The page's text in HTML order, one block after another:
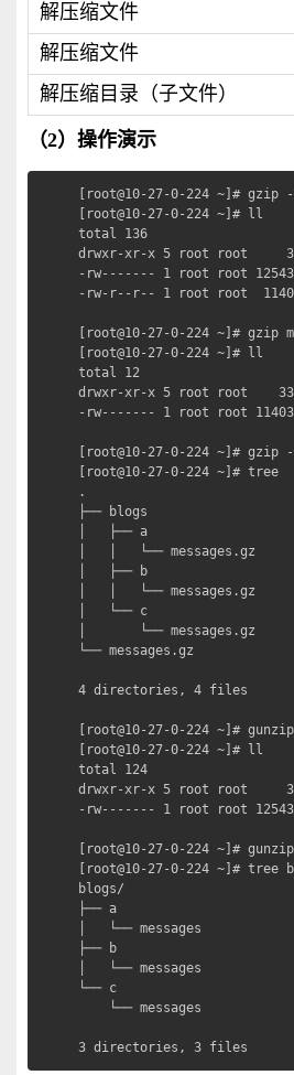
解压缩文件
解压缩文件
解压缩目录（子文件）
（2）操作演示
[root@10-27-0-224 ~]# gzip -
[root@10-27-0-224 ~]# ll
total 136
drwxr-xr-x 5 root root
-rw------- 1 root root 125432
-rw-r--r-- 1 root root  11403
[root@10-27-0-224 ~]# gzip
[root@10-27-0-224 ~]# ll
total 12
drwxr-xr-x 5 root root    33
-rw------- 1 root root 11403
[root@10-27-0-224 ~]# gzip -r
[root@10-27-0-224 ~]# tree
.
├── blogs
│   ├── a
│   │   └── messages.gz
│   ├── b
│   │   └── messages.gz
│   └── c
│       └── messages.gz
└── messages.gz
4 directories, 4 files
[root@10-27-0-224 ~]# gunzip
[root@10-27-0-224 ~]# ll
total 124
drwxr-xr-x 5 root root
-rw------- 1 root root 125432
[root@10-27-0-224 ~]#
[root@10-27-0-224 ~]# tree
blogs/
├── a
│   └── messages
├── b
│   └── messages
└── c
└── messages
3 directories, 3 files